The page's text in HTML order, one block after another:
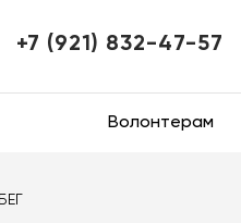
+7 (921) 832-47-57
Волонтерам